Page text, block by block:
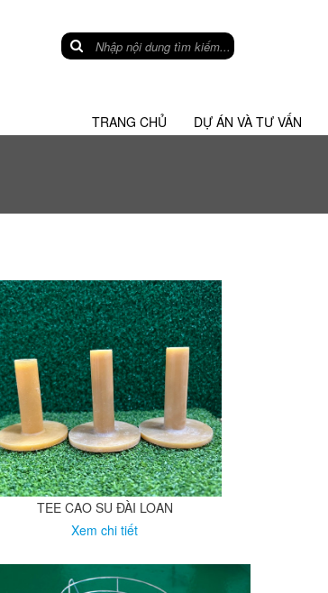
TRANG CHỦ DỰ ÁN VÀ TƯ VẤN
TEE CAO SU ĐÀI LOAN
Xem chi tiết